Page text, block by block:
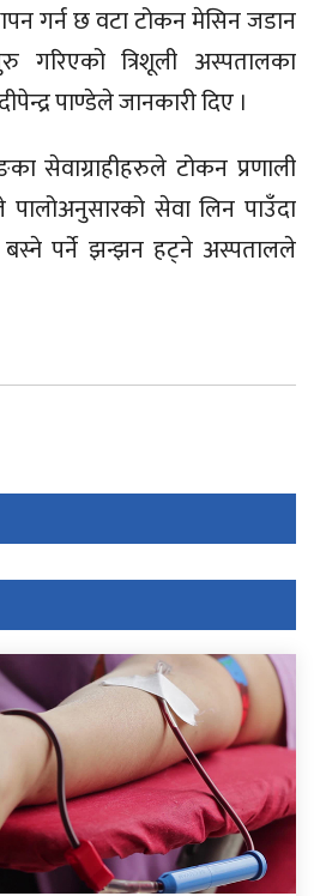
गर्न छ वटा टोकन मेसिन जडान
गरिएको त्रिशूली अस्पतालका
पाण्डेले जानकारी दिए ।
सेवाग्राहीहरुले टोकन प्रणाली
सेवा लिन पाउँदा
पर्ने झन्झन हट्ने अस्पतालले